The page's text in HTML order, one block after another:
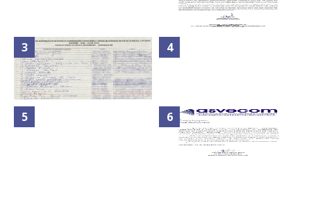
Nota de Repúdio: A violência
praticada contra os jornalistas